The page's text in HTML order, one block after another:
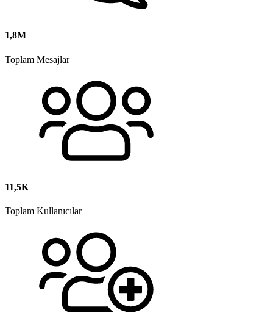
1,8M
Toplam Mesajlar
11,5K
Toplam Kullanıcılar